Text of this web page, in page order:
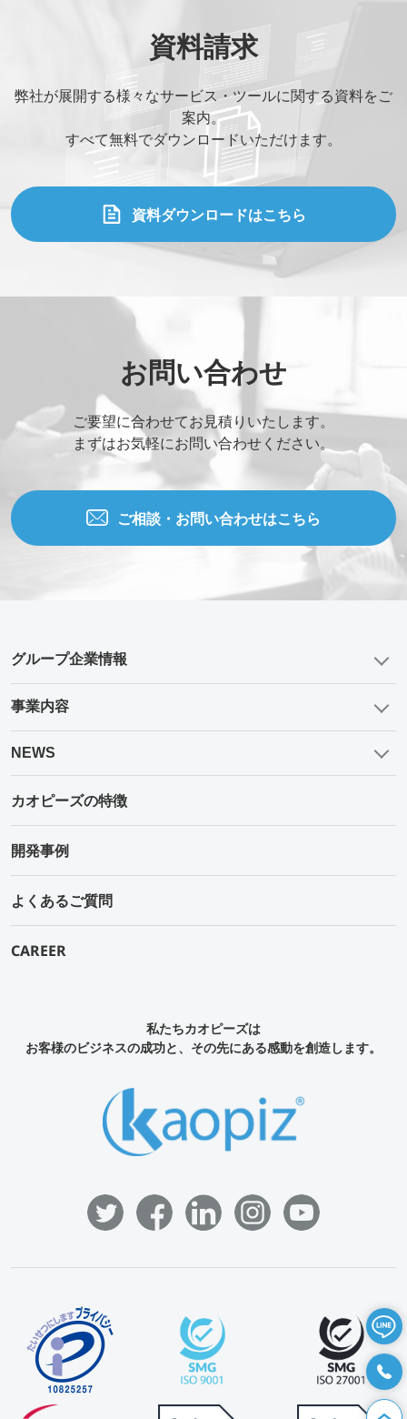
資料請求
弊社が展開する様々なサービス・ツールに関する資料をご
案内。
すべて無料でダウンロードいただけます。
資料ダウンロードはこちら
お問い合わせ
ご要望に合わせてお見積りいたします。
まずはお気軽にお問い合わせください。
ご相談・お問い合わせはこちら
グループ企業情報
事業内容
NEWS
カオピーズの特徴
開発事例
よくあるご質問
CAREER
私たちカオピーズは
お客様のビジネスの成功と、その先にある感動を創造します。